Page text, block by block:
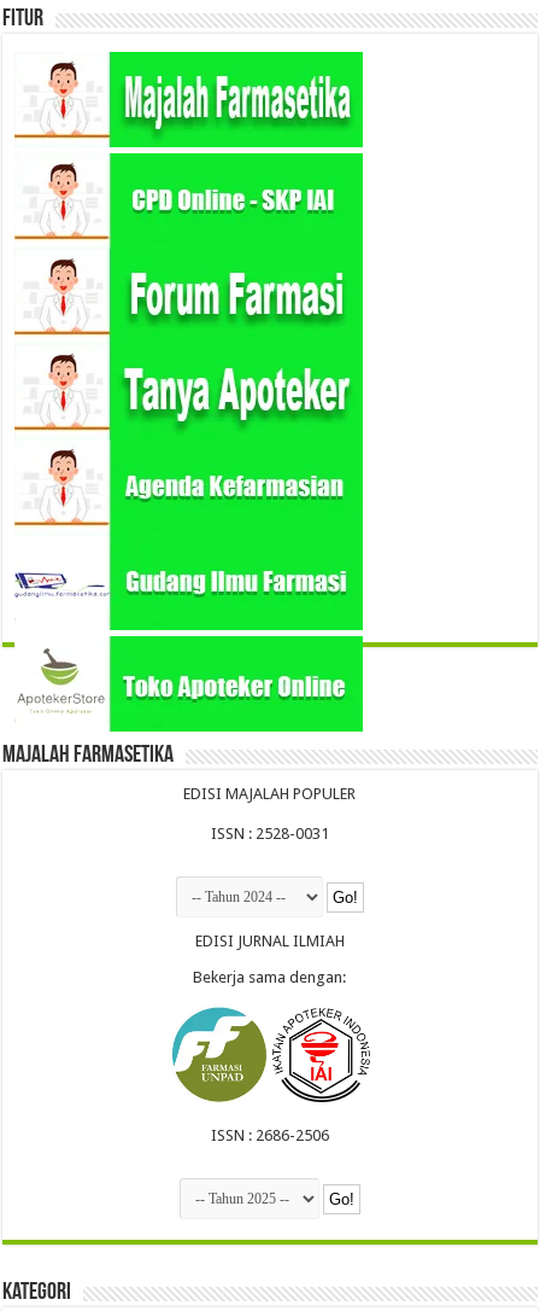
Fitur
Majalah Farmasetika
EDISI MAJALAH POPULER
ISSN : 2528-0031
EDISI JURNAL ILMIAH
Bekerja sama dengan:
ISSN : 2686-2506
Kategori